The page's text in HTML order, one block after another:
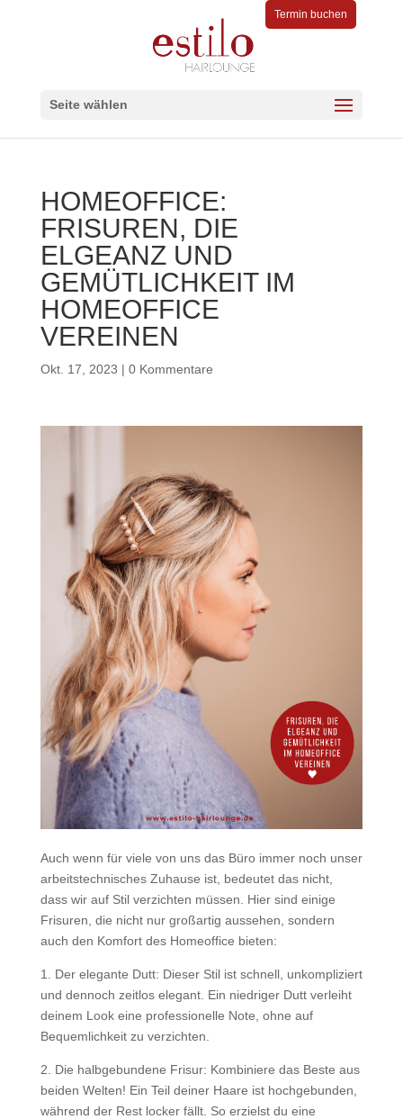
Termin buchen
Seite wählen
HOMEOFFICE:
FRISUREN, DIE
ELGEANZ UND
GEMÜTLICHKEIT IM
HOMEOFFICE
VEREINEN
Okt. 17, 2023 | 0 Kommentare
Auch wenn für viele von uns das Büro immer noch unser
arbeitstechnisches Zuhause ist, bedeutet das nicht,
dass wir auf Stil verzichten müssen. Hier sind einige
Frisuren, die nicht nur großartig aussehen, sondern
auch den Komfort des Homeoffice bieten:
1️. Der elegante Dutt: Dieser Stil ist schnell, unkompliziert
und dennoch zeitlos elegant. Ein niedriger Dutt verleiht
deinem Look eine professionelle Note, ohne auf
Bequemlichkeit zu verzichten.
2️. Die halbgebundene Frisur: Kombiniere das Beste aus
beiden Welten! Ein Teil deiner Haare ist hochgebunden,
während der Rest locker fällt. So erzielst du eine